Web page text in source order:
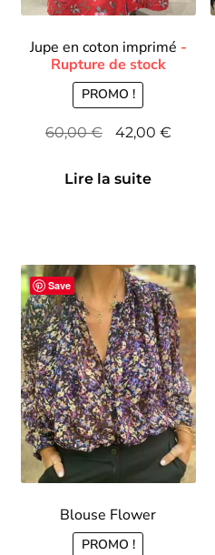
Jupe en coton imprimé
PROMO !
60,00€
Le
initial
42,00 €Le
Lire la suite
Save
Blouse Flower
PROMO !